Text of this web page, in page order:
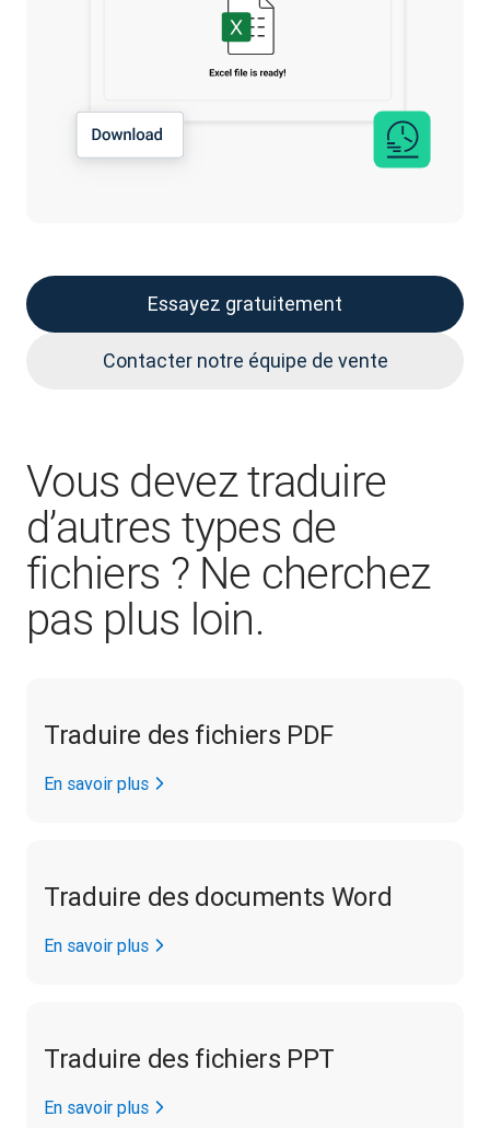
Essayez gratuitement
Contacter notre équipe de vente
Vous devez traduire
d’autres types de
fichiers ? Ne cherchez
pas plus loin.
Traduire des fichiers PDF
En savoir plus
Traduire des documents Word
En savoir plus
Traduire des fichiers PPT
En savoir plus